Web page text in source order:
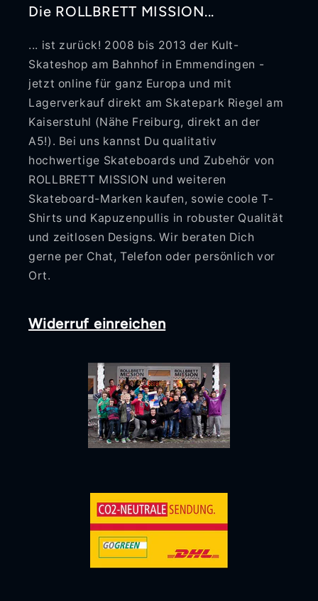
Die ROLLBRETT MISSION...
... ist zurück! 2008 bis 2013 der Kult-
Skateshop am Bahnhof in Emmendingen -
jetzt online für ganz Europa und mit
Lagerverkauf direkt am Skatepark Riegel am
Kaiserstuhl (Nähe Freiburg, direkt an der
A5!). Bei uns kannst Du qualitativ
hochwertige Skateboards und Zubehör von
ROLLBRETT MISSION und weiteren
Skateboard-Marken kaufen, sowie coole T-
Shirts und Kapuzenpullis in robuster Qualität
und zeitlosen Designs. Wir beraten Dich
gerne per Chat, Telefon oder persönlich vor
Ort.
Widerruf einreichen